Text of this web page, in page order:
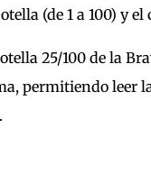
(de 1 a 100) y el
25/100 de la
permitiendo leer